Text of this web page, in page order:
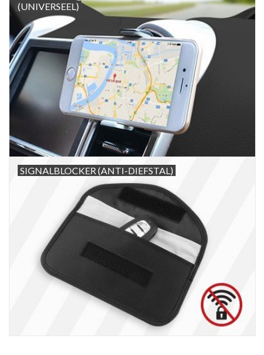
(UNIVERSEEL)
SIGNALBLOCKER (ANTI-DIEFSTAL)